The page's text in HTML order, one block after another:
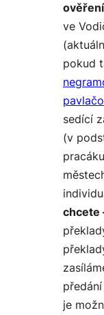
ve
pokud
sedící
(v
chcete
je